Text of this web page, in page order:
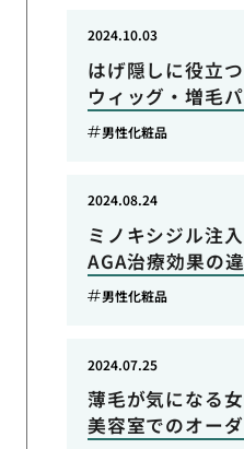
はげ隠しに役立
ウィッグ・増毛
2024.10.03
男性化粧品
ミノキシジル注
AGA治療効果の
2024.08.24
男性化粧品
薄毛が気になる
美容室でのオー
2024.07.25